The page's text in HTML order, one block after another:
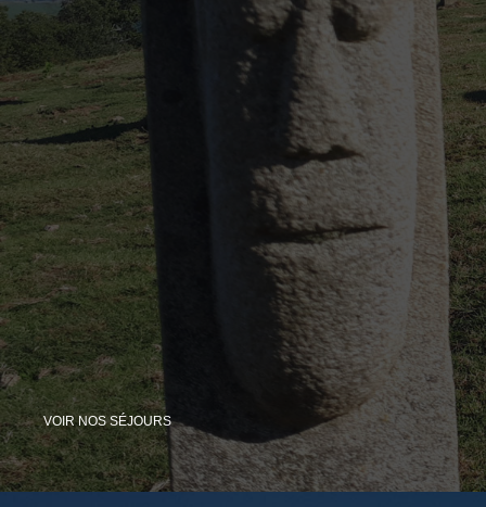
VOIR NOS SÉJOURS